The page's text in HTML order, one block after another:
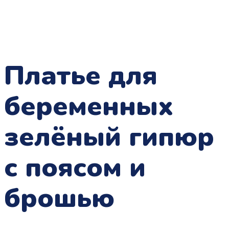
Платье для
беременных
зелёный гипюр
с поясом и
брошью